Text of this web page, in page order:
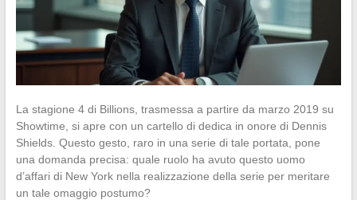
La stagione 4 di Billions, trasmessa a partire da marzo 2019 su
Showtime, si apre con un cartello di dedica in onore di Dennis
Shields. Questo gesto, raro in una serie di tale portata, pone
una domanda precisa: quale ruolo ha avuto questo uomo
d’affari di New York nella realizzazione della serie per meritare
un tale omaggio postumo?